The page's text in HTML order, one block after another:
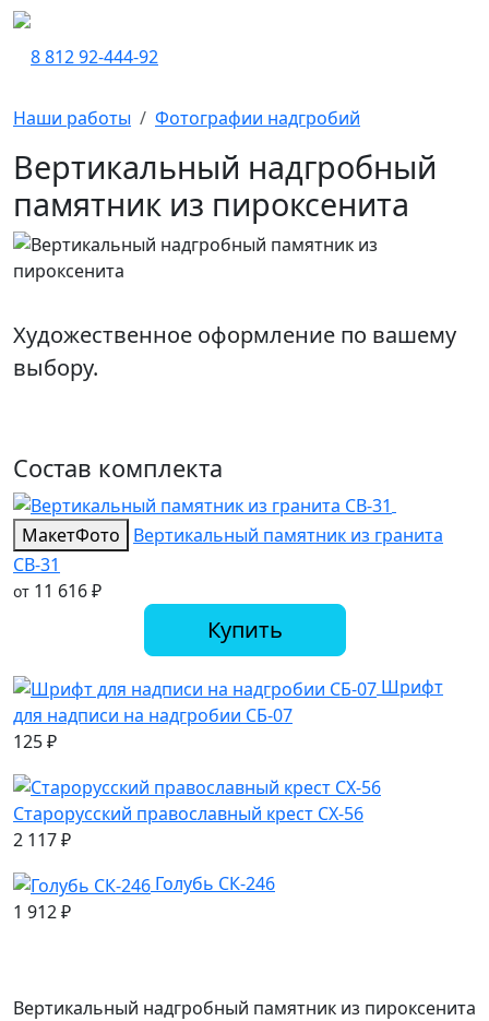
8 812 92-444-92
Наши работы Фотографии надгробий
Вертикальный надгробный
памятник из пироксенита
Художественное оформление по вашему
выбору.
Состав комплекта
МакетФото
Вертикальный памятник из гранита
СВ-31
от 11 616₽
Купить
Шрифт
для надписи на надгробии СБ-07
125₽
Старорусский православный крест СХ-56
2 117₽
Голубь СК-246
1 912₽
Вертикальный надгробный памятник из пироксенита